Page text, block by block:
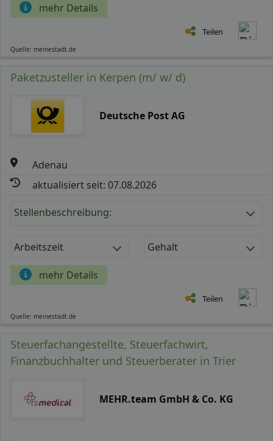
mehr Details
Teilen
Quelle: meinestadt.de
Paketzusteller in Kerpen (m/ w/ d)
Deutsche Post AG
Adenau
aktualisiert seit: 07.08.2026
Stellenbeschreibung:
Arbeitszeit Gehalt
mehr Details
Teilen
Quelle: meinestadt.de
Steuerfachangestellte, Steuerfachwirt,
Finanzbuchhalter und Steuerberater in Trier
MEHR.team GmbH & Co. KG